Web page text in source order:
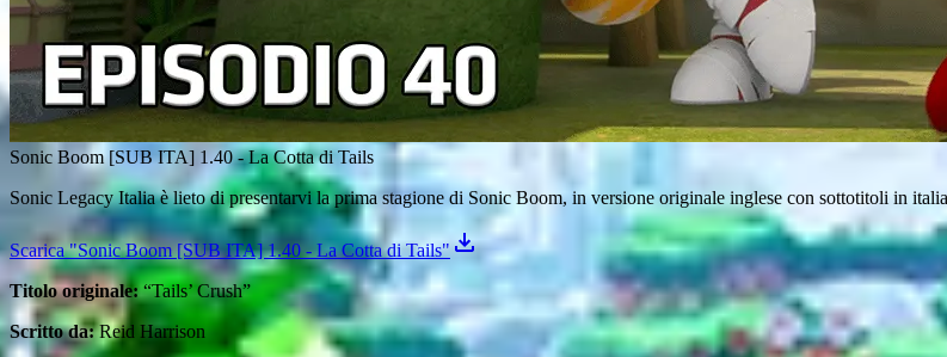
Sonic Boom [SUB ITA] 1.40 - La Cotta di Tails
Sonic Legacy Italia è lieto di presentarvi la prima stagione di Sonic Boom, in versione originale inglese con sottotitoli in
Scarica "Sonic Boom [SUB ITA] 1.40 - La Cotta di Tails"
Titolo originale:“Tails’ Crush”
Scritto da:Reid Harrison